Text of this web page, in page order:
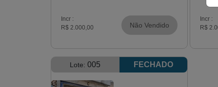
Incr :
R$ 2.000,00
Não Vendido
Incr :
R$
Lote:005 FECHADO